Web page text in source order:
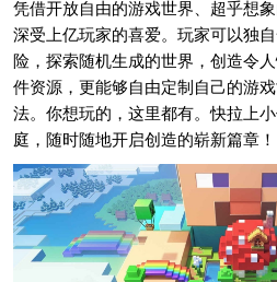
凭借开放自由的游戏世界、超乎想
深受上亿玩家的喜爱。玩家可以独
险，探索随机生成的世界，创造令
件资源，更能够自由定制自己的游
法。你想玩的，这里都有。快拉上
庭，随时随地开启创造的崭新篇章！